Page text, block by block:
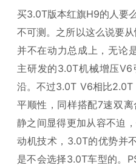
买3.0T版本红旗H9的人要
不可测。之所以这么说要
并不在动力总成上，无论
主研发的3.0T机械增压
沿。不过3.0T V6相比2.0T
平顺性，同样搭配7速双
静之间显得更加从容不迫
动机技术，3.0T的优势并
是不会选择3.0T车型的。